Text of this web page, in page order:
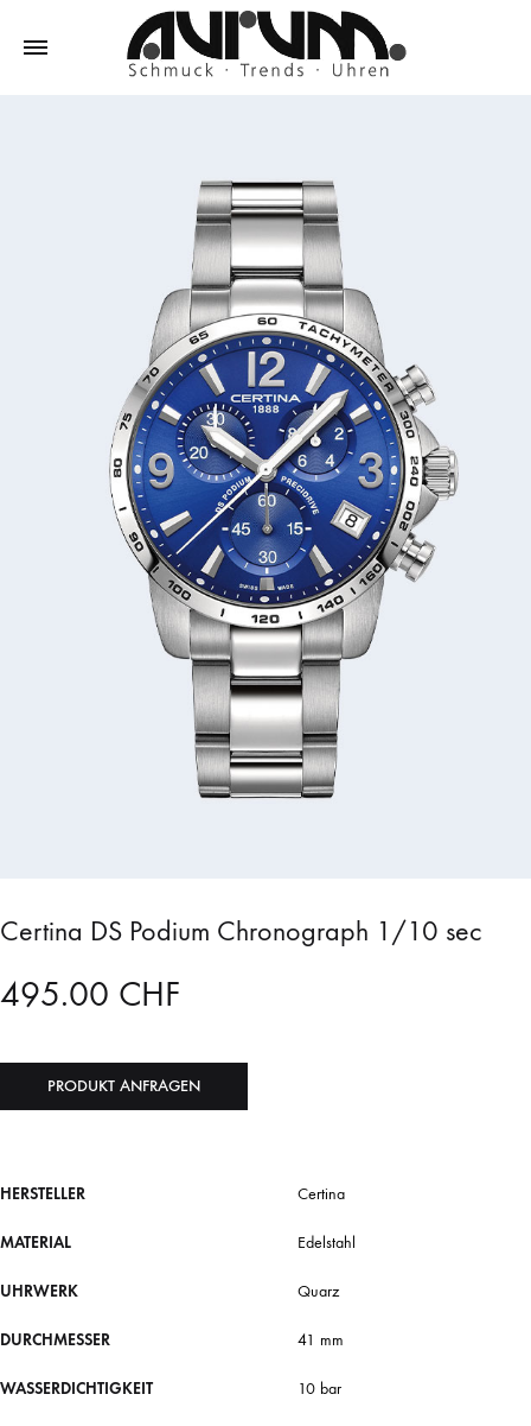
Certina DS Podium Chronograph 1/10 sec
495.00 CHF
PRODUKT ANFRAGEN
HERSTELLER Certina
MATERIAL Edelstahl
UHRWERK Quarz
DURCHMESSER 41 mm
WASSERDICHTIGKEIT 10 bar